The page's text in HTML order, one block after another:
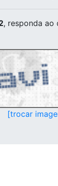
, responda ao
[trocar